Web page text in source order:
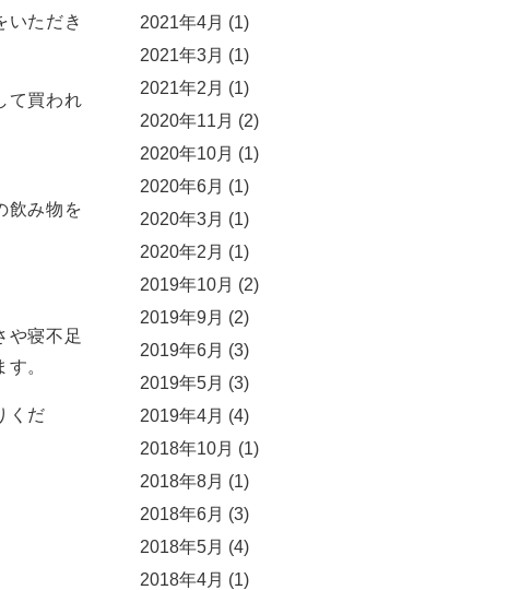
いただき
て買われ
飲み物を
や寝不足
。
くだ
2021年4月 (1)
2021年3月 (1)
2021年2月 (1)
2020年11月 (2)
2020年10月 (1)
2020年6月 (1)
2020年3月 (1)
2020年2月 (1)
2019年10月 (2)
2019年9月 (2)
2019年6月 (3)
2019年5月 (3)
2019年4月 (4)
2018年10月 (1)
2018年8月 (1)
2018年6月 (3)
2018年5月 (4)
2018年4月 (1)